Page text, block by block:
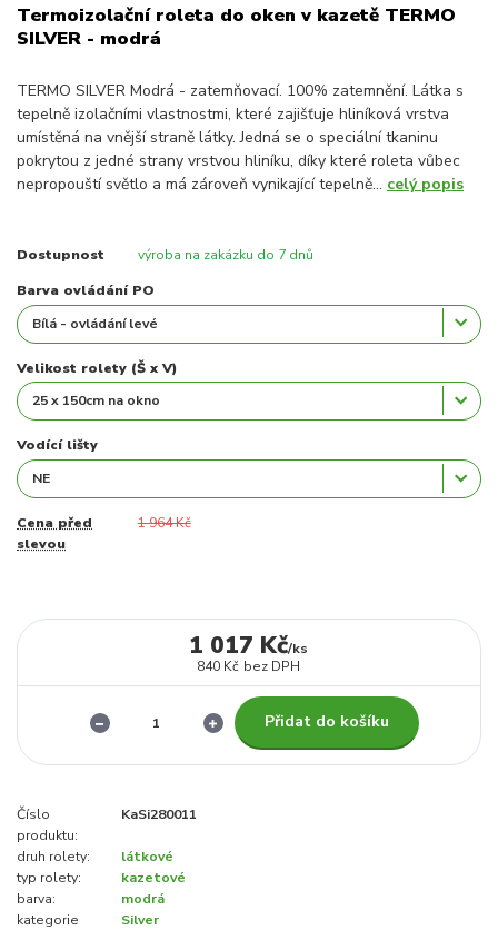
Termoizolační roleta do oken v kazetě TERMO
SILVER - modrá
TERMO SILVER Modrá - zatemňovací. 100% zatemnění. Látka s
tepelně izolačními vlastnostmi, které zajišťuje hliníková vrstva
umístěná na vnější straně látky. Jedná se o speciální tkaninu
pokrytou z jedné strany vrstvou hliníku, díky které roleta vůbec
nepropouští světlo a má zároveň vynikající tepelně... celý popis
Dostupnost výroba na zakázku do 7 dnů
Barva ovládání PO
Velikost rolety (Š x V)
Vodící lišty
Cena před
slevou
1 964 Kč
1 017 Kč/ks
840 Kč bez DPH
Přidat do košíku
Číslo
produktu:
KaSi280011
druh rolety:
látkové
typ rolety:
kazetové
barva:
modrá
kategorie
Silver